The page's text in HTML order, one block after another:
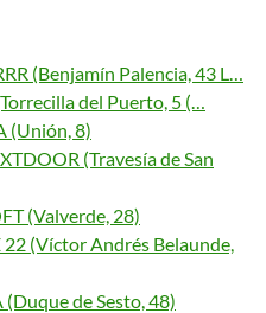
(Benjamín Palencia, 43 L…
del Puerto, 5 (…
(Unión, 8)
(Travesía de San
(Valverde, 28)
22 (Víctor Andrés Belaunde,
(Duque de Sesto, 48)